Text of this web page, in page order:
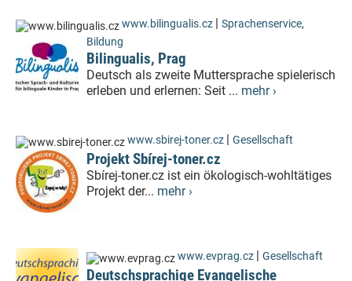
www.bilingualis.cz | Sprachenservice,
Bildung
Bilingualis, Prag
Deutsch als zweite Muttersprache spielerisch
erleben und erlernen: Seit ... mehr ›
www.sbirej-toner.cz | Gesellschaft
Projekt Sbírej-toner.cz
Sbírej-toner.cz ist ein ökologisch-wohltätiges
Projekt der... mehr ›
www.evprag.cz | Gesellschaft
Deutschsprachige Evangelische